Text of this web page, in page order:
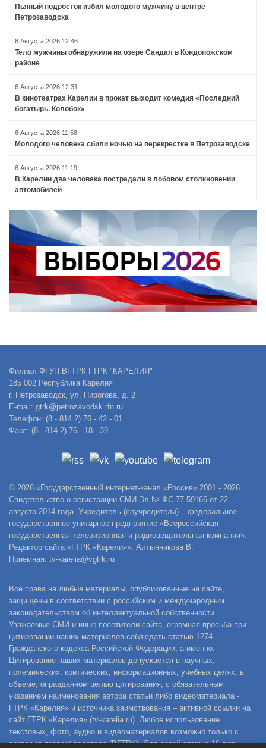
Пьяный подросток избил молодого мужчину в центре
Петрозаводска
6 Августа 2026 12:46
Тело мужчины обнаружили на озере Сандал в Кондопожском
районе
6 Августа 2026 12:31
В кинотеатрах Карелии в прокат выходит комедия «Последний
богатырь. Колобок»
6 Августа 2026 11:58
Молодого человека сбили ночью на перекрестке в Петрозаводске
6 Августа 2026 11:19
В Карелии два человека пострадали в лобовом столкновении
автомобилей
Филиал ФГУП ВГТРК ГТРК "КАРЕЛИЯ"
185 002 Республика Карелия
г. Петрозаводск, ул. Пирогова, д. 2
E-mail: gtrk@petrozavodsk.rfn.ru
Телефон: (8 - 814 2) 76 - 42 - 01
Факс: (8 - 814 2) 76 - 18 - 39
© 2026 «Государственный интернет-канал «Россия» 2001 - 2026.
Свидетельство о регистрации СМИ Эл № ФС 77-59166 от 22
августа 2014 года. Учредитель (соучредители) – федеральное
государственное унитарное предприятие «Всероссийская
государственная телевизионная и радиовещательная компания».
Редактор сайта «ГТРК «Карелия»: Алтынникова В.
Приемная: tv-karelia@vgtrk.ru
Все права на любые материалы, опубликованные на сайте,
защищены в соответствии с российским и международным
законодательством об интеллектуальной собственности.
Уважаемые СМИ и иные посетители сайта, огромная просьба при
цитировании наших материалов соблюдать статью 1274
Гражданского кодекса Российской Федерации, а именно: -
Цитирование наших материалов допускается в научных,
полемических, критических, информационных, учебных целях, в
объеме, оправданном целью цитирования, с обязательным
указанием наименования автора статьи либо видеоматериала -
ГТРК «Карелия» и источника заимствования – активной ссылки на
сайт ГТРК «Карелия» (tv-karelia.ru). Любое использование
текстовых, фото, аудио и видеоматериалов возможно только с
согласия правообладателя (ВГТРК). Для детей старше 16 лет.